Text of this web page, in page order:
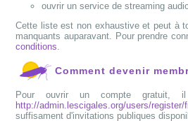
ouvrir un service de streaming
Cette liste est non exhaustive et peut à
manquants auparavant. Pour prendre
conditions.
Comment devenir
Pour ouvrir un compte gratuit,
http://admin.lescigales.org/users/register/
suffisament d'invitations publiques